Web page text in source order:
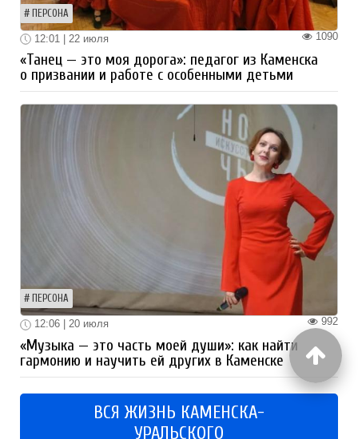
ПЕРСОНА
1090
12:01 | 22 июля
«Танец — это моя дорога»: педагог из Каменска
о призвании и работе с особенными детьми
ПЕРСОНА
992
12:06 | 20 июля
«Музыка — это часть моей души»: как найти
гармонию и научить ей других в Каменске
ВСЯ ЖИЗНЬ КАМЕНСКА-
УРАЛЬСКОГО